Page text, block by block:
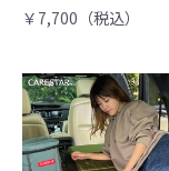
￥7,700（税込）